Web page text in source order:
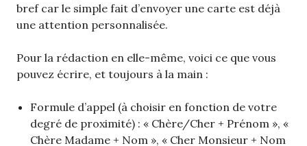
bref car le simple fait d’envoyer une carte est déjà
une attention personnalisée.
Pour la rédaction en elle-même, voici ce que vous
pouvez écrire, et toujours à la main :
Formule d’appel (à choisir en fonction de votre
degré de proximité) : « Chère/Cher + Prénom », «
Chère Madame + Nom », « Cher Monsieur + Nom